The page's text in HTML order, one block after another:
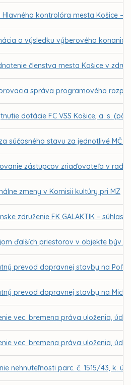
Hlavného kontrolóra mesta Košice –
o výsledku výberového konania
členstva mesta Košice v
správa programového
dotácie FC VSS Košice, a. s.
súčasného stavu za jednotlivé MČ
zástupcov zriaďovateľa v
zmeny v Komisii kultúry pri MZ
združenie FK GALAKTIK –
ďalších priestorov v objekte býv.
prevod dopravnej stavby na
prevod dopravnej stavby na
vec. bremena práva uloženia,
vec. bremena práva uloženia,
nehnuteľnosti parc. č. 1515/43, k.